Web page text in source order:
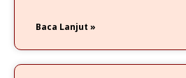
Baca Lanjut »